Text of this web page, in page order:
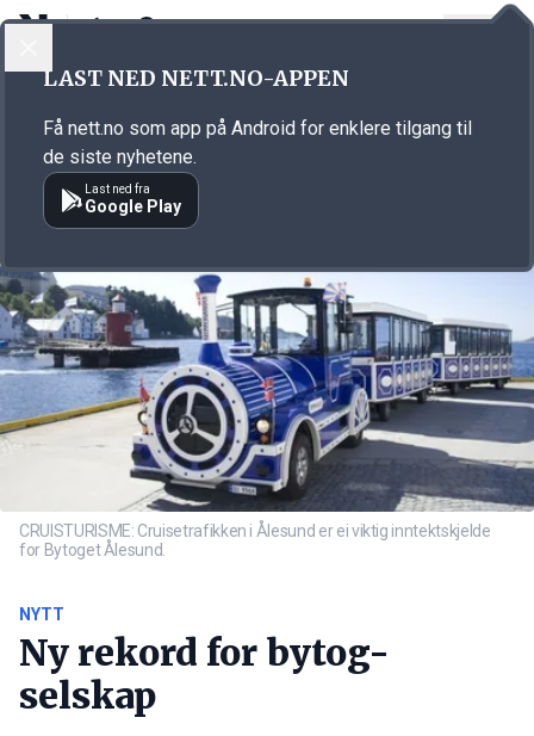
Annonsørinnhold
CRUISTURISME: Cruisetrafikken i Ålesund er ei viktig inntektskjelde
for Bytoget Ålesund.
NYTT
Ny rekord for bytog-
selskap
LAST NED NETT.NO-APPEN
Få nett.no som app på Android for enklere tilgang til
de siste nyhetene.
Last ned fra
Google Play